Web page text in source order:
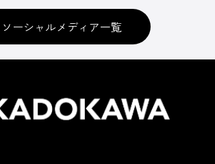
ソーシャルメディア一覧